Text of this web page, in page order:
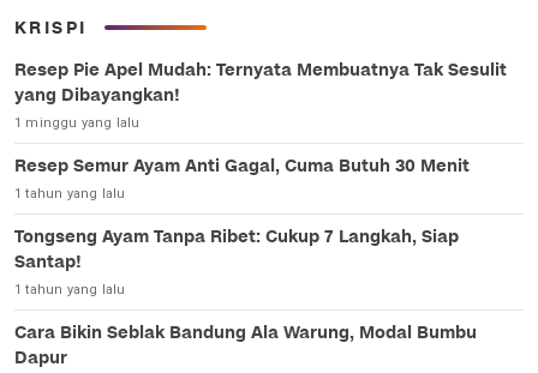
KRISPI
Resep Pie Apel Mudah: Ternyata Membuatnya Tak Sesulit
yang Dibayangkan!
1 minggu yang lalu
Resep Semur Ayam Anti Gagal, Cuma Butuh 30 Menit
1 tahun yang lalu
Tongseng Ayam Tanpa Ribet: Cukup 7 Langkah, Siap
Santap!
1 tahun yang lalu
Cara Bikin Seblak Bandung Ala Warung, Modal Bumbu
Dapur